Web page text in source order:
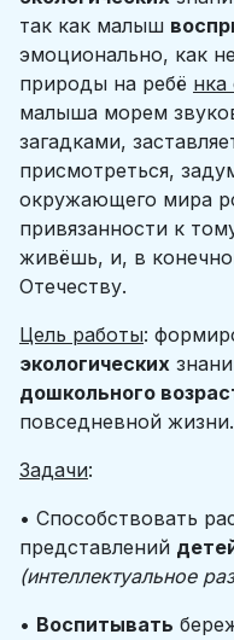
так как малыш
эмоционально, как
природы на ребё нка
малыша морем
загадками,
присмотреться,
окружающего мира
привязанности к
живёшь, и, в
Отечеству.
Цель работы:
экологических
дошкольного
повседневной жизни.
Задачи:
• Способствовать
представлений
(интеллектуальное
• Воспитывать